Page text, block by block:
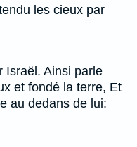
les cieux par
Israël. Ainsi parle
et fondé la terre, Et
au dedans de lui: